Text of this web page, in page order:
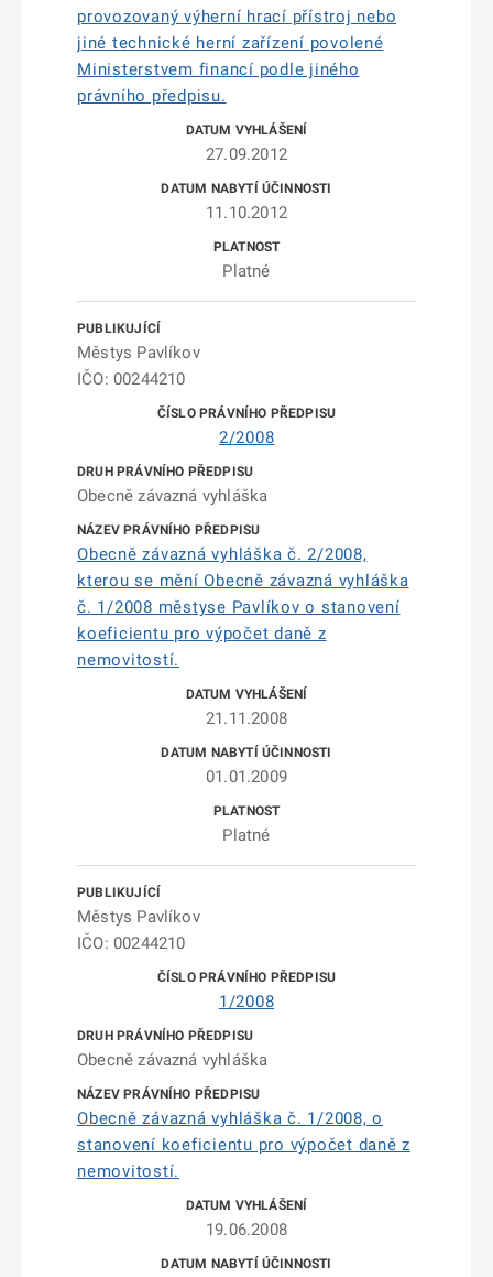
provozovaný výherní hrací přístroj nebo
jiné technické herní zařízení povolené
Ministerstvem financí podle jiného
právního předpisu.
27.09.2012
11.10.2012
Platné
Městys Pavlíkov
IČO: 00244210
2/2008
Obecně závazná vyhláška
Obecně závazná vyhláška č. 2/2008,
kterou se mění Obecně závazná vyhláška
č. 1/2008 městyse Pavlíkov o stanovení
koeficientu pro výpočet daně z
nemovitostí.
21.11.2008
01.01.2009
Platné
Městys Pavlíkov
IČO: 00244210
1/2008
Obecně závazná vyhláška
Obecně závazná vyhláška č. 1/2008, o
stanovení koeficientu pro výpočet daně z
nemovitostí.
19.06.2008